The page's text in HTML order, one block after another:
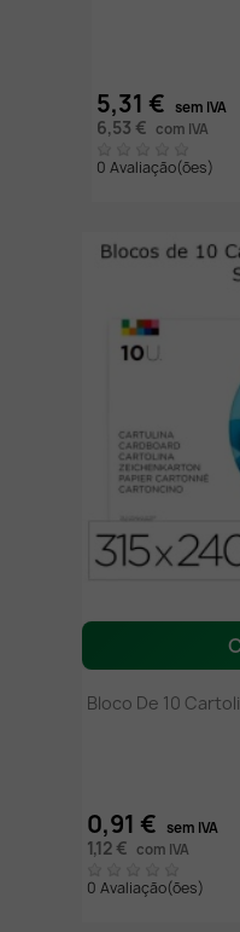
5,31 € sem IVA
6,53 € com IVA
0 Avaliação(ões)
Bloco De 10
0,91 € sem IVA
1,12 € com IVA
0 Avaliação(ões)